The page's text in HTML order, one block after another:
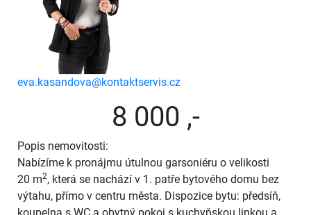
eva.kasandova@kontaktservis.cz
8 000 ,-
Popis nemovitosti:
Nabízíme k pronájmu útulnou garsoniéru o velikosti
20 m2, která se nachází v 1. patře bytového domu bez
výtahu, přímo v centru města. Dispozice bytu: předsíň,